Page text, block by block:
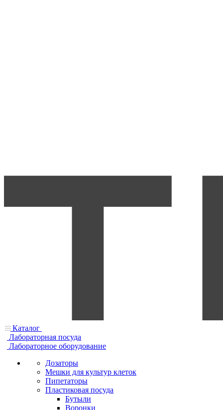
Каталог
Лабораторная посуда
Лабораторное оборудование
Дозаторы
Мешки для культур клеток
Пипетаторы
Пластиковая посуда
Бутыли
Воронки